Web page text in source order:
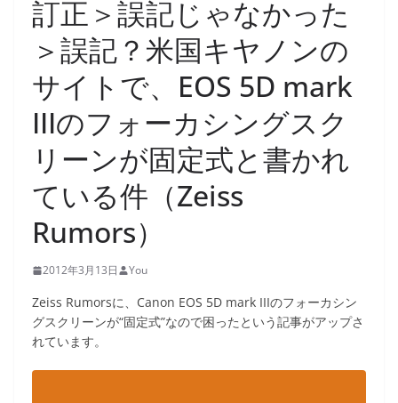
訂正＞誤記じゃなかった
＞誤記？米国キヤノンの
サイトで、EOS 5D mark
IIIのフォーカシングスク
リーンが固定式と書かれ
ている件（Zeiss
Rumors）
2012年3月13日 You
Zeiss Rumorsに、Canon EOS 5D mark IIIのフォーカシン
グスクリーンが“固定式”なので困ったという記事がアップさ
れています。